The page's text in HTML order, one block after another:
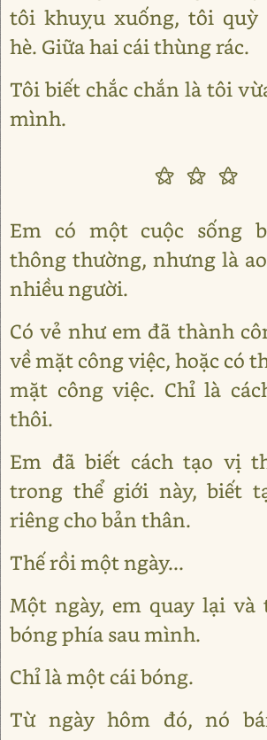
tôi khuỵu xuống, tôi quỳ
hè. Giữa hai cái thùng rác.
Tôi biết chắc chắn là tôi
mình.
⚝ ⚝ ⚝
Em có một cuộc sống
thông thường, nhưng là
nhiều người.
Có vẻ như em đã thành
về mặt công việc, hoặc có
mặt công việc. Chỉ là
thôi.
Em đã biết cách tạo vị
trong thể giới này, biết
riêng cho bản thân.
Thế rồi một ngày...
Một ngày, em quay lại và
bóng phía sau mình.
Chỉ là một cái bóng.
Từ ngày hôm đó, nó